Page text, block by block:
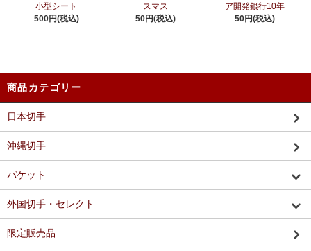
小型シート
500円(税込)
スマス
50円(税込)
ア開発銀行10年
50円(税込)
商品カテゴリー
日本切手
沖縄切手
パケット
外国切手・セレクト
限定販売品